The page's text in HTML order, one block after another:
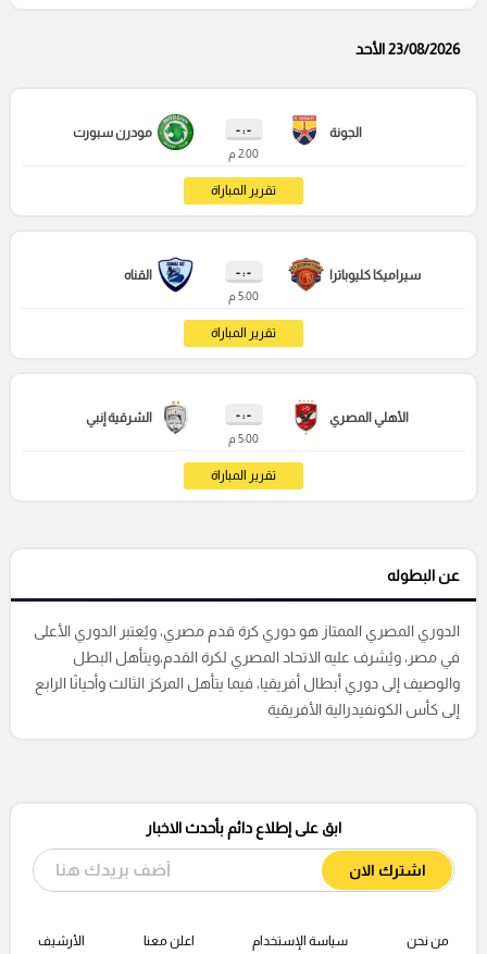
23/08/2026 الأحد
الجونة
- : -
2:00 م
مودرن سبورت
تقرير المباراة
سيراميكا كليوباترا
- : -
5:00 م
القناه
تقرير المباراة
الأهلي المصري
- : -
5:00 م
الشرقية إنبي
تقرير المباراة
عن البطوله
الدوري المصري الممتاز هو دوري كرة قدم مصري، ويُعتبر الدوري الأعلى
في مصر، ويُشرف عليه الاتحاد المصري لكرة القدم،ويتأهل البطل
والوصيف إلى دوري أبطال أفريقيا، فيما يتأهل المركز الثالث وأحيانًا الرابع
إلى كأس الكونفيدرالية الأفريقية
ابق على إطلاع دائم بأحدث الاخبار
اشترك الان
من نحن سياسة الإستخدام اعلن معنا الأرشيف